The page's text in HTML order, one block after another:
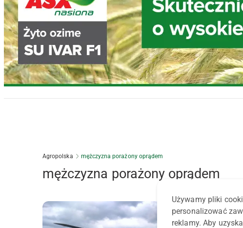
Agropolska mężczyzna porażony oprądem
mężczyzna porażony oprądem
Używamy pliki
personalizować
reklamy. Aby